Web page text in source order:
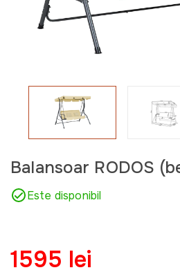
Balansoar RODOS
Este disponibil
1595 lei